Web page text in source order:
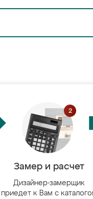
Замер и расчет
Дизайнер-замерщик
приедет к Вам с